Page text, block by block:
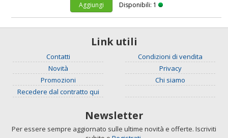
Aggiungi Disponibili: 1
Link utili
Contatti
Condizioni di vendita
Novità
Privacy
Promozioni
Chi siamo
Recedere dal contratto qui
Newsletter
Per essere sempre aggiornato sulle ultime novità e offerte. Iscriviti